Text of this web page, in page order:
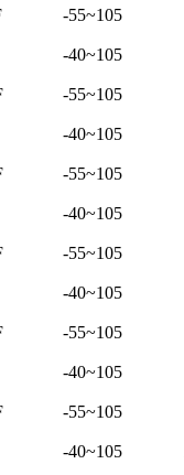
-55~105
-40~105
-55~105
-40~105
-55~105
-40~105
-55~105
-40~105
-55~105
-40~105
-55~105
-40~105